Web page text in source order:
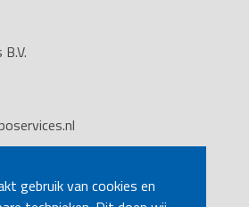
gebruik van cookies en